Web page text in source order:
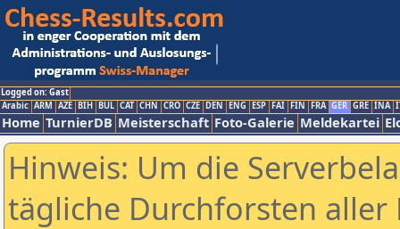
Logged on: Gast
Arabic ARM AZE BIH BUL CAT CHN CRO CZE DEN ENG ESP FAI FIN FRA GER GRE INA
Home TurnierDB Meisterschaft Foto-Galerie Meldekartei
Hinweis: Um die
tägliche Durchforsten aller